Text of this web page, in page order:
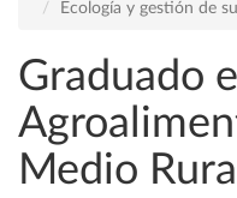
Ecología y gestión de
Graduado
Medio Rural